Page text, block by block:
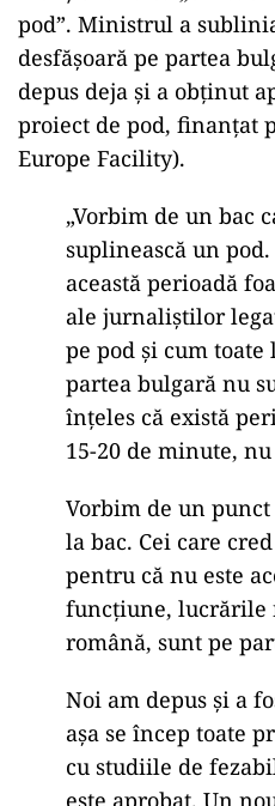
pod”. Ministrul a
desfășoară pe partea
depus deja și a obținut
proiect de pod, finanțat
Europe Facility).
„Vorbim de un bac
suplinească un
această perioadă
ale jurnaliştilor
pe pod şi cum
partea bulgară nu
înţeles că există
15-20 de minute,
Vorbim de un
la bac. Cei care
pentru că nu este
funcţiune, lucrările
română, sunt pe
Noi am depus şi a
aşa se încep toate
cu studiile de
este aprobat. Un